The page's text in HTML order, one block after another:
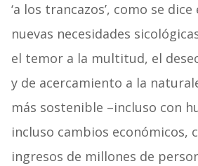
‘a los trancazos’, como se
nuevas necesidades
el temor a la multitud, el
y de acercamiento a la
más sostenible –incluso con
incluso cambios económicos,
ingresos de millones de